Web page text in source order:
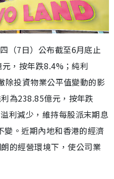
（7日）公布截至6月底止
，按年跌8.4%；純利
除投資物業公平值變動的影
為238.85億元，按年跌
利減少，維持每股派末期息
。近期內地和香港的經濟
的經營環境下，使公司業